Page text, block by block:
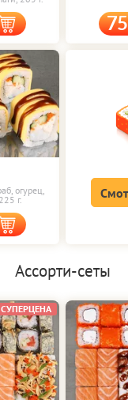
огурец,
г.
Ассорти-сеты
СУПЕРЦЕНА